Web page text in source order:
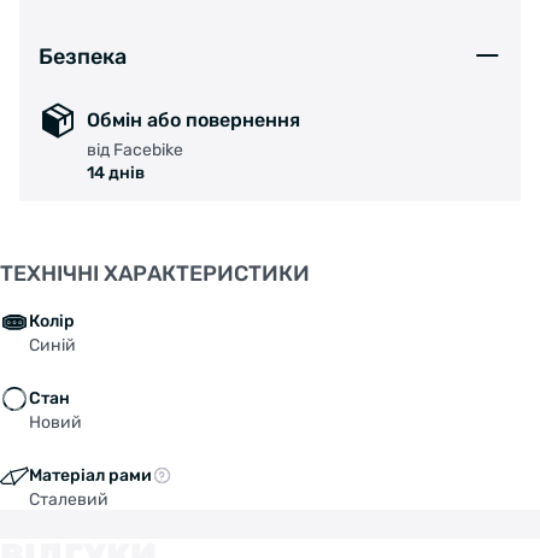
Безпека
Обмін або повернення
від Facebike
14 днів
ТЕХНІЧНІ ХАРАКТЕРИСТИКИ
Колір
Синій
Стан
Новий
Матеріал рами
Сталевий